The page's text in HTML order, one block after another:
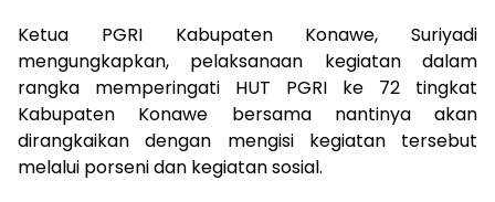
Ketua PGRI Kabupaten Konawe, Suriyadi
mengungkapkan, pelaksanaan kegiatan dalam
rangka memperingati HUT PGRI ke 72 tingkat
Kabupaten Konawe bersama nantinya akan
dirangkaikan dengan mengisi kegiatan tersebut
melalui porseni dan kegiatan sosial.